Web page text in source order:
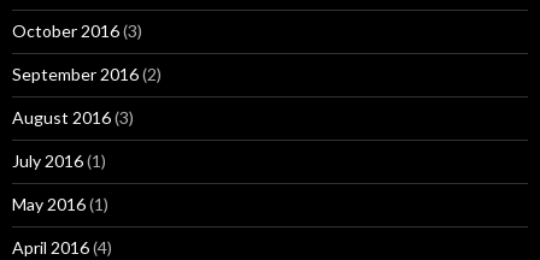
October 2016(3)
September 2016(2)
August 2016(3)
July 2016(1)
May 2016(1)
April 2016(4)